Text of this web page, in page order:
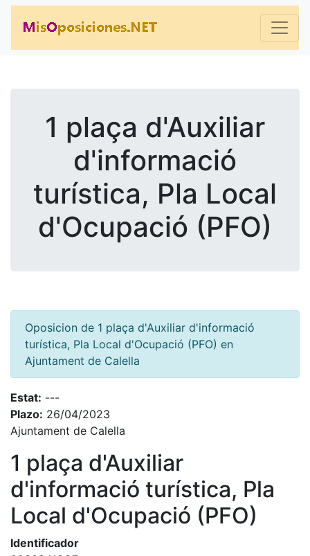
1 plaça d'Auxiliar
d'informació
turística, Pla Local
d'Ocupació (PFO)
Oposicion de 1 plaça d'Auxiliar d'informació
turística, Pla Local d'Ocupació (PFO) en
Ajuntament de Calella
Estat: ---
Plazo: 26/04/2023
Ajuntament de Calella
1 plaça d'Auxiliar
d'informació turística, Pla
Local d'Ocupació (PFO)
Identificador